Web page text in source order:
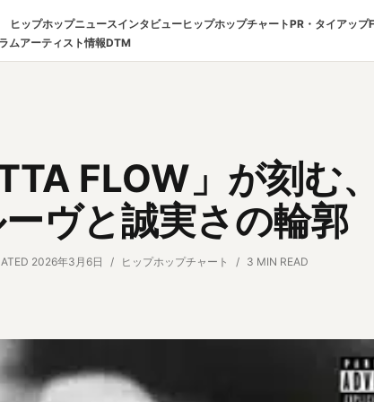
ヒップホップニュースインタビューヒップホップチャートPR・タイアップ
ムアーティスト情報DTM
FLOW」が刻む
ヴと誠実さの輪郭
2026年3月6日 ヒップホップチャート 3 MIN READ